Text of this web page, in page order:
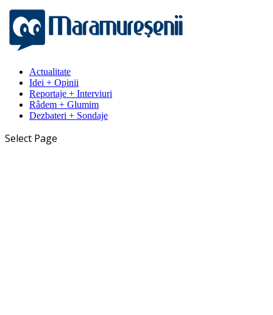
Actualitate
Idei + Opinii
Reportaje + Interviuri
Râdem + Glumim
Dezbateri + Sondaje
Select Page